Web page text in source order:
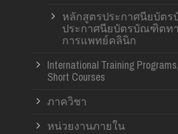
หลักสูตรประกาศนียบัต
ประกาศนียบัตรบัณฑิตท
การแพทย์คลินิก
International Training
Short Courses
ภาควิชา
หน่วยงานภายใน